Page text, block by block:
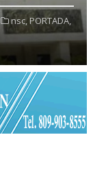
nsc, PORTADA,